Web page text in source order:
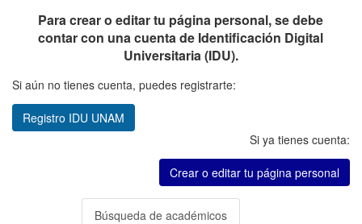
Para crear o editar tu página personal, se debe
contar con una cuenta de Identificación Digital
Universitaria (IDU).
Si aún no tienes cuenta, puedes registrarte:
Registro IDU UNAM
Si ya tienes cuenta:
Crear o editar tu página personal
Búsqueda de académicos